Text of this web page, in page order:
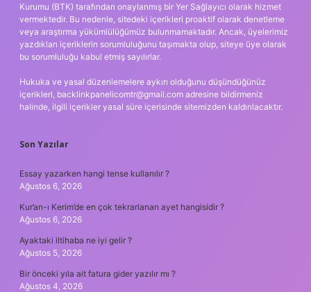
Kurumu (BTK) tarafından onaylanmış bir Yer Sağlayıcı olarak hizmet
vermektedir. Bu nedenle, sitedeki içerikleri proaktif olarak denetleme
veya araştırma yükümlülüğümüz bulunmamaktadır. Ancak, üyelerimiz
yazdıkları içeriklerin sorumluluğunu taşımakta olup, siteye üye olarak
bu sorumluluğu kabul etmiş sayılırlar.
Hukuka ve yasal düzenlemelere aykırı olduğunu düşündüğünüz
içerikleri, backlinkpanelicomtr@gmail.com adresine bildirmeniz
halinde, ilgili içerikler yasal süre içerisinde sitemizden kaldırılacaktır.
Son Yazılar
Essay yazarken hangi tense kullanılır ?
Ağustos 6, 2026
Kur’an-ı Kerim’de en çok tekrarlanan ayet hangisidir ?
Ağustos 6, 2026
Ayaktaki iltihaba ne iyi gelir ?
Ağustos 5, 2026
Bir önceki yıla ait fatura gider yazılır mı ?
Ağustos 4, 2026